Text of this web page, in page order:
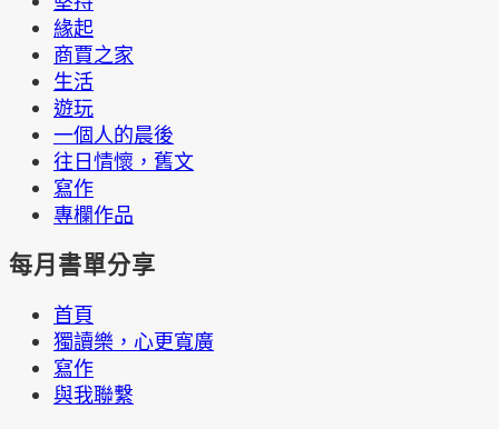
緣起
商賈之家
生活
遊玩
一個人的晨後
往日情懷，舊文
寫作
專欄作品
每月書單分享
首頁
獨讀樂，心更寬廣
寫作
與我聯繫